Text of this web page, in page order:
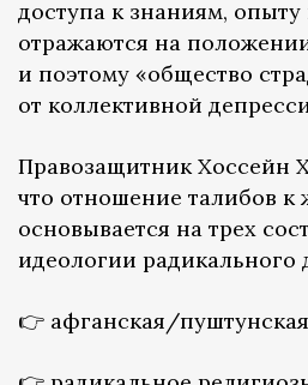
доступа к знаниям, опыту
отражаются на
и поэтому «общество
от коллективной
Правозащитник Хоссейн
что отношение талибов
основывается на трех
идеологии радикального
👉 афганская/пуштунская